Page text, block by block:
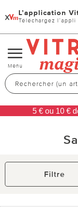
x L’application
Téléchargez l’appli
Changer
de
navigation
Menu
5 € ou 10 €
Filtre